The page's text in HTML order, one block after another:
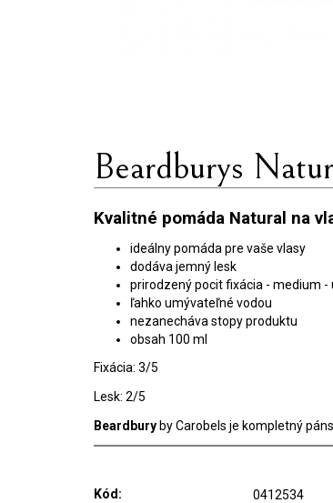
Beardburys
Kvalitné pomáda Natural na
ideálny pomáda pre vaše vlasy
dodáva jemný lesk
prirodzený pocit fixácia - medium
ľahko umývateľné vodou
nezanecháva stopy produktu
obsah 100 ml
Fixácia: 3/5
Lesk: 2/5
Beardbury by Carobels je kompletný
Kód:
0412534